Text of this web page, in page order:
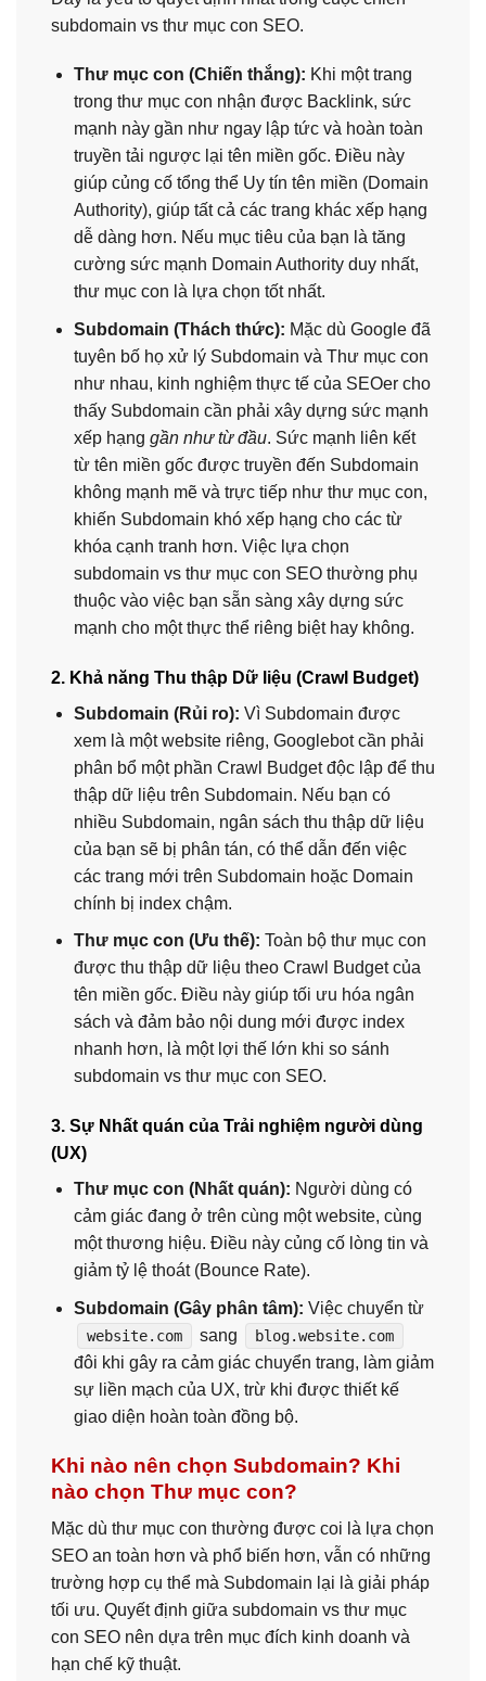
subdomain vs thư mục con SEO.
Thư mục con (Chiến thắng): Khi một trang
trong thư mục con nhận được Backlink, sức
mạnh này gần như ngay lập tức và hoàn toàn
truyền tải ngược lại tên miền gốc. Điều này
giúp củng cố tổng thể Uy tín tên miền (Domain
Authority), giúp tất cả các trang khác xếp hạng
dễ dàng hơn. Nếu mục tiêu của bạn là tăng
cường sức mạnh Domain Authority duy nhất,
thư mục con là lựa chọn tốt nhất.
Subdomain (Thách thức): Mặc dù Google đã
tuyên bố họ xử lý Subdomain và Thư mục con
như nhau, kinh nghiệm thực tế của SEOer cho
thấy Subdomain cần phải xây dựng sức mạnh
xếp hạng gần như từ đầu. Sức mạnh liên kết
từ tên miền gốc được truyền đến Subdomain
không mạnh mẽ và trực tiếp như thư mục con,
khiến Subdomain khó xếp hạng cho các từ
khóa cạnh tranh hơn. Việc lựa chọn
subdomain vs thư mục con SEO thường phụ
thuộc vào việc bạn sẵn sàng xây dựng sức
mạnh cho một thực thể riêng biệt hay không.
2. Khả năng Thu thập Dữ liệu (Crawl Budget)
Subdomain (Rủi ro): Vì Subdomain được
xem là một website riêng, Googlebot cần phải
phân bổ một phần Crawl Budget độc lập để thu
thập dữ liệu trên Subdomain. Nếu bạn có
nhiều Subdomain, ngân sách thu thập dữ liệu
của bạn sẽ bị phân tán, có thể dẫn đến việc
các trang mới trên Subdomain hoặc Domain
chính bị index chậm.
Thư mục con (Ưu thế): Toàn bộ thư mục con
được thu thập dữ liệu theo Crawl Budget của
tên miền gốc. Điều này giúp tối ưu hóa ngân
sách và đảm bảo nội dung mới được index
nhanh hơn, là một lợi thế lớn khi so sánh
subdomain vs thư mục con SEO.
3. Sự Nhất quán của Trải nghiệm người dùng
(UX)
Thư mục con (Nhất quán): Người dùng có
cảm giác đang ở trên cùng một website, cùng
một thương hiệu. Điều này củng cố lòng tin và
giảm tỷ lệ thoát (Bounce Rate).
Subdomain (Gây phân tâm): Việc chuyển từ
website.com sang blog.website.com
đôi khi gây ra cảm giác chuyển trang, làm giảm
sự liền mạch của UX, trừ khi được thiết kế
giao diện hoàn toàn đồng bộ.
Khi nào nên chọn Subdomain? Khi
nào chọn Thư mục con?
Mặc dù thư mục con thường được coi là lựa chọn
SEO an toàn hơn và phổ biến hơn, vẫn có những
trường hợp cụ thể mà Subdomain lại là giải pháp
tối ưu. Quyết định giữa subdomain vs thư mục
con SEO nên dựa trên mục đích kinh doanh và
hạn chế kỹ thuật.